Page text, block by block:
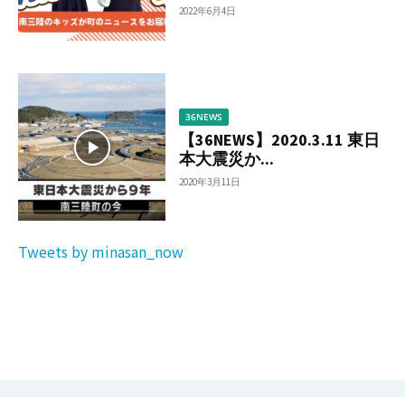
2022年6月4日
36NEWS
【36NEWS】2020.3.11 東日
本大震災か...
2020年3月11日
Tweets by minasan_now